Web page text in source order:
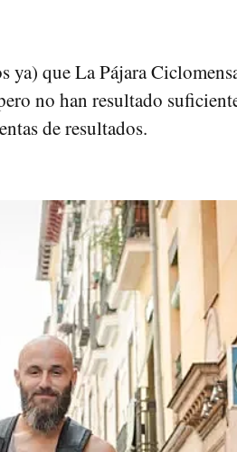
ya) que La Pájara
no han resultado
de resultados.